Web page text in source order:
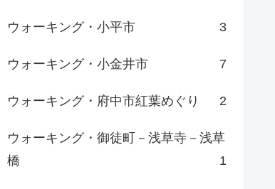
ウォーキング・小平市 3
ウォーキング・小金井市 7
ウォーキング・府中市紅葉めぐり 2
ウォーキング・御徒町－浅草寺－浅草
橋
1